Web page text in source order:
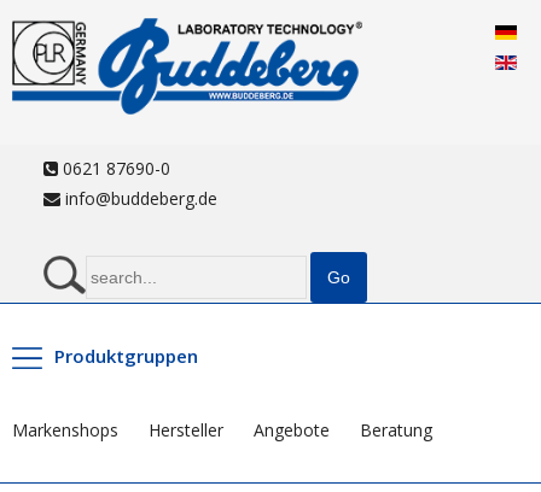
0621 87690-0
info@buddeberg.de
Produktgruppen
Markenshops Hersteller Angebote Beratung